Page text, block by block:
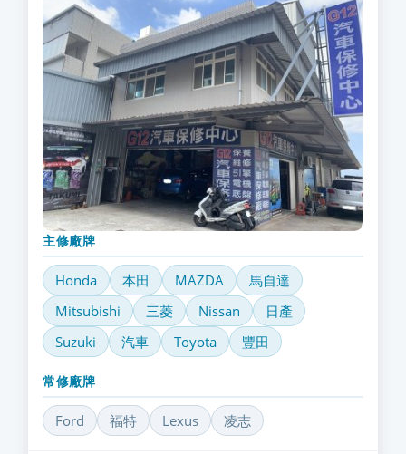
主修廠牌
Honda 本田 MAZDA
馬自達
Mitsubishi
三菱 Nissan
日產
Suzuki
汽車 Toyota 豐田
常修廠牌
Ford 福特 Lexus 凌志